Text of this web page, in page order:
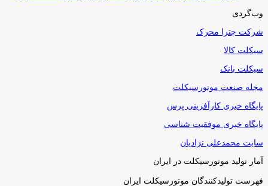
وب‌گردی
شرکت چترا محرک
سیکلت کالا
سیکلت بانک
مجله صنعت موتورسیکلت
پایگاه خبری کارآفرینی پرس
پایگاه خبری موفقیت شناسی
سایت محمدعلی نژادیان
آمار تولید موتورسیکلت در ایران
فهرست تولیدکنندگان موتورسیکلت ایران